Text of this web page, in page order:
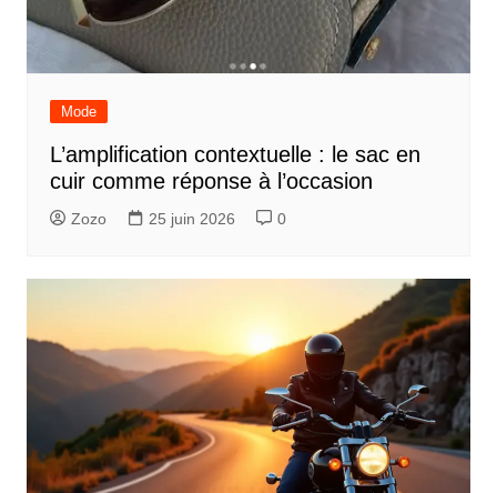
Mode
L’amplification contextuelle : le sac en
cuir comme réponse à l’occasion
Zozo 25 juin 2026 0